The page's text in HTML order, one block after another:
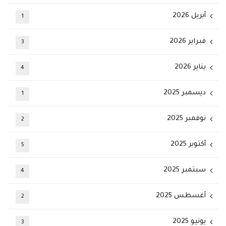
أبريل 2026 1
فبراير 2026 3
يناير 2026 4
ديسمبر 2025 1
نوفمبر 2025 2
أكتوبر 2025 5
سبتمبر 2025 4
أغسطس 2025 2
يونيو 2025 3